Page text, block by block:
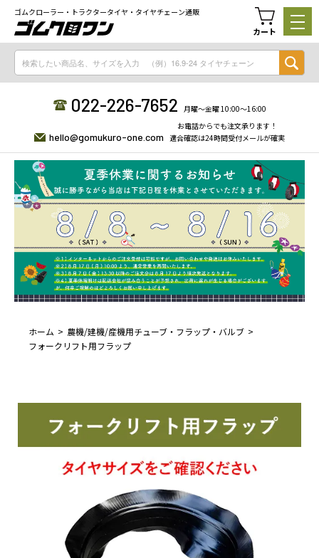
ゴムクローラー・トラクタータイヤ・タイヤチェーン通販
カート
022-226-7652 月曜〜金曜 10:00〜16:00
hello@gomukuro-one.com
お電話からでも注文承ります！
適合確認は24時間受付メールが確実
ホーム
農機/建機/産機用チューブ・フラップ・バルブ
フォークリフト用フラップ